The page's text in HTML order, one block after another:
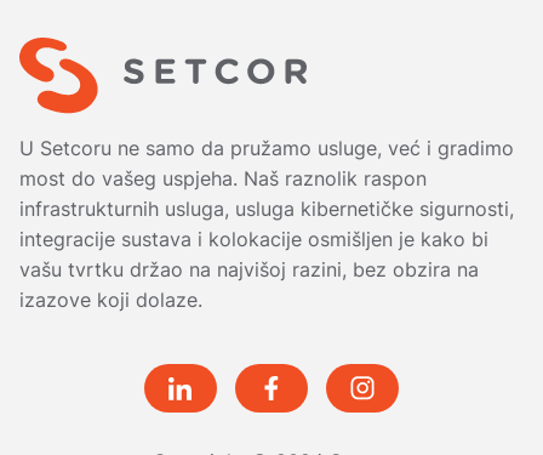
U Setcoru ne samo da pružamo usluge, već i gradimo
most do vašeg uspjeha. Naš raznolik raspon
infrastrukturnih usluga, usluga kibernetičke sigurnosti,
integracije sustava i kolokacije osmišljen je kako bi
vašu tvrtku držao na najvišoj razini, bez obzira na
izazove koji dolaze.